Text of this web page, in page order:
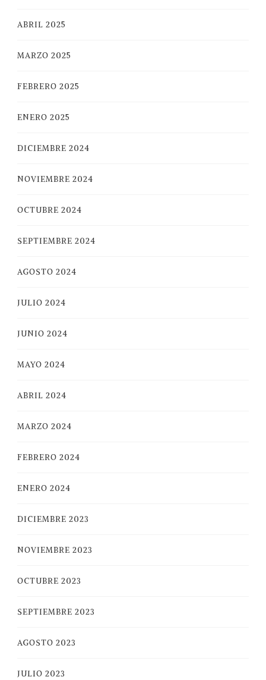
ABRIL 2025
MARZO 2025
FEBRERO 2025
ENERO 2025
DICIEMBRE 2024
NOVIEMBRE 2024
OCTUBRE 2024
SEPTIEMBRE 2024
AGOSTO 2024
JULIO 2024
JUNIO 2024
MAYO 2024
ABRIL 2024
MARZO 2024
FEBRERO 2024
ENERO 2024
DICIEMBRE 2023
NOVIEMBRE 2023
OCTUBRE 2023
SEPTIEMBRE 2023
AGOSTO 2023
JULIO 2023